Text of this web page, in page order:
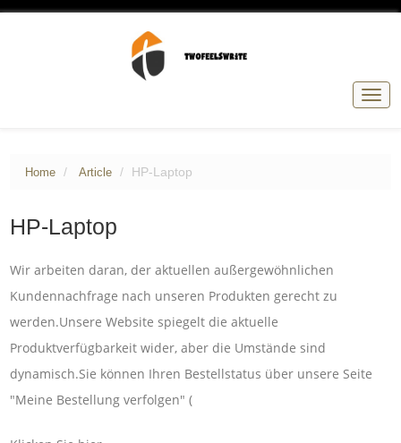
Home Article HP-Laptop
HP-Laptop
Wir arbeiten daran, der aktuellen außergewöhnlichen
Kundennachfrage nach unseren Produkten gerecht zu
werden.Unsere Website spiegelt die aktuelle
Produktverfügbarkeit wider, aber die Umstände sind
dynamisch.Sie können Ihren Bestellstatus über unsere Seite
"Meine Bestellung verfolgen" (